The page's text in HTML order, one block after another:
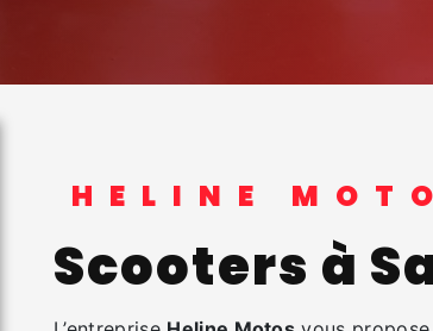
HELINE
scooters à